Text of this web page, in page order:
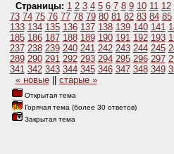
Страницы: 1 2 3 4 5 6 7 8 9 10 11 12
73 74 75 76 77 78 79 80 81 82 83 84 85
133 134 135 136 137 138 139 140 141
185 186 187 188 189 190 191 192 193
237 238 239 240 241 242 243 244 245
289 290 291 292 293 294 295 296 297
341 342 343 344 345 346 347 348 349
« новые|| старые »
Открытая тема
Горячая тема (более 30 ответов)
Закрытая тема